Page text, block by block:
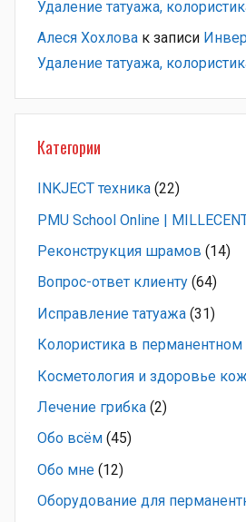
Удаление татуажа,
Алеся Хохлова к записи
Удаление татуажа,
Категории
INKJECT техника (22)
PMU School Online |
Pеконструкция шрамов (14)
Вопрос-ответ клиенту (64)
Исправление татуажа (31)
Колористика в
Косметология и здоровье
Лечение грибка (2)
Обо всём (45)
Обо мне (12)
Оборудование для